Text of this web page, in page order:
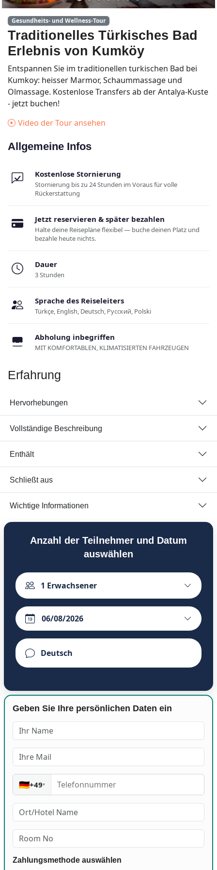
Gesundheits- und Wellness-Tour
Traditionelles Türkisches Bad
Erlebnis von Kumköy
Entspannen Sie im traditionellen turkischen Bad bei
Kumkoy: heisser Marmor, Schaummassage und
Olmassage. Kostenlose Transfers ab der Antalya-Kuste
- jetzt buchen!
Video der Tour ansehen
Allgemeine Infos
Kostenlose Stornierung
Stornierung bis zu 24 Stunden im Voraus für volle
Rückerstattung
Jetzt reservieren & später bezahlen
Halte deine Reisepläne flexibel — buche deinen Platz und
bezahle heute nichts.
Dauer
3 Stunden
Sprache des Reiseleiters
Türkçe, English, Deutsch, Русский, Polski
Abholung inbegriffen
MIT KOMFORTABLEN, KLIMATISIERTEN FAHRZEUGEN
Erfahrung
Hervorhebungen
Vollständige Beschreibung
Enthält
Schließt aus
Wichtige Informationen
Anzahl der Teilnehmer und Datum
auswählen
1 Erwachsener
Geben Sie Ihre persönlichen Daten ein
🇩🇪+49▾
Zahlungsmethode auswählen